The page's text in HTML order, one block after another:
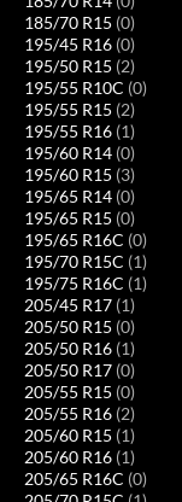
185/70 R15 (0)
195/45 R16 (0)
195/50 R15 (2)
195/55 R10C (0)
195/55 R15 (2)
195/55 R16 (1)
195/60 R14 (0)
195/60 R15 (3)
195/65 R14 (0)
195/65 R15 (0)
195/65 R16C (0)
195/70 R15C (1)
195/75 R16C (1)
205/45 R17 (1)
205/50 R15 (0)
205/50 R16 (1)
205/50 R17 (0)
205/55 R15 (0)
205/55 R16 (2)
205/60 R15 (1)
205/60 R16 (1)
205/65 R16C (0)